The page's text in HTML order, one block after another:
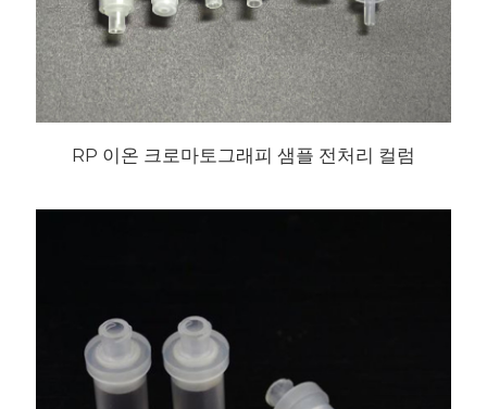
RP 이온 크로마토그래피 샘플 전처리 컬럼